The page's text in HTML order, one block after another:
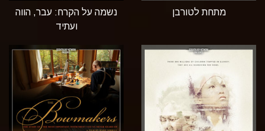
מתחת לטורבן
נשמה על הקרח: עבר, הווה
ועתיד